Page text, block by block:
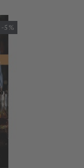
-5%